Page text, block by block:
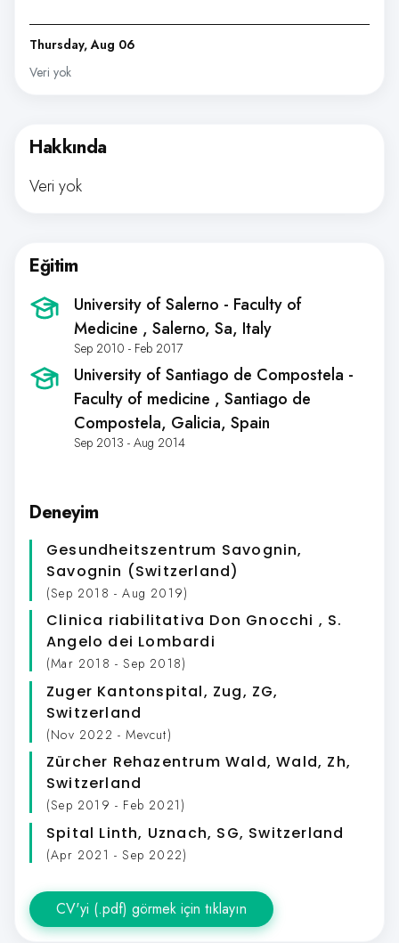
Thursday, Aug 06
Veri yok
Hakkında
Veri yok
Eğitim
University of Salerno - Faculty of
Medicine , Salerno, Sa, Italy
Sep 2010 - Feb 2017
University of Santiago de Compostela -
Faculty of medicine , Santiago de
Compostela, Galicia, Spain
Sep 2013 - Aug 2014
Deneyim
Gesundheitszentrum Savognin,
Savognin (Switzerland)
(Sep 2018 - Aug 2019)
Clinica riabilitativa Don Gnocchi , S.
Angelo dei Lombardi
(Mar 2018 - Sep 2018)
Zuger Kantonspital, Zug, ZG,
Switzerland
(Nov 2022 - Mevcut)
Zürcher Rehazentrum Wald, Wald, Zh,
Switzerland
(Sep 2019 - Feb 2021)
Spital Linth, Uznach, SG, Switzerland
(Apr 2021 - Sep 2022)
CV'yi (.pdf) görmek için tıklayın